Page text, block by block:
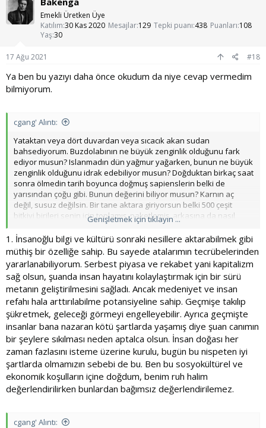
Emekli Üretken Üye
Katılım 30 Kas 2020 Mesajlar 129 Tepki puanı 438 Puanları 108
Yaş 30
17 Ağu 2021 #18
Ya ben bu yazıyı daha önce okudum da niye cevap vermedim
bilmiyorum.
cgang' Alıntı:
Yataktan veya dört duvardan veya sıcacık akan sudan
bahsediyorum. Buzdolabının ne büyük zenginlik olduğunu fark
ediyor musun? Islanmadın dün yağmur yağarken, bunun ne büyük
zenginlik olduğunu idrak edebiliyor musun? Doğduktan birkaç saat
sonra ölmedin tarih boyunca doğmuş sapienslerin belki de
yarısından çoğu gibi. Bunun değerini biliyor musun? Karnın aç
değil, susuz değilsin. Bir tane aktara giriyorsun belki 500 çeşit
bitkiyi birileri senin için toplamış, paketlemiş, arkasına da nasıl
kullanacağını yazmış bunun ne büyük zenginlik olduğunu fark
edebiliyor musun? Tarih boyunca yazılmış kitapların yarısından
çoğuna birkaç dakikada erişebiliyorsun. Müzik veya sinema için de
aynısı geçerli. En büyük bilimsel ve felsefi eserler elinin altında.
Bunun ne demek olduğunu anlayabiliyor musun ? Daha ne
bekliyorsun ki?
Genişletmek için tıklayın ...
1. İnsanoğlu bilgi ve kültürü sonraki nesillere aktarabilmek gibi
müthiş bir özelliğe sahip. Bu sayede atalarımın tecrübelerinden
yararlanabiliyorum. Serbest piyasa ve rekabet yani kapitalizm
sağ olsun, şuanda insan hayatını kolaylaştırmak için bir sürü
metanın geliştirilmesini sağladı. Ancak medeniyet ve insan
refahı hala arttırılabilme potansiyeline sahip. Geçmişe takılıp
şükretmek, geleceği görmeyi engelleyebilir. Ayrıca geçmişte
insanlar bana nazaran kötü şartlarda yaşamış diye şuan canımın
bir şeylere sıkılması neden aptalca olsun. İnsan doğası her
zaman fazlasını isteme üzerine kurulu, bugün bu nispeten iyi
şartlarda olmamızın sebebi de bu. Ben bu sosyokültürel ve
ekonomik koşulların içine doğdum, benim ruh halim
değerlendirilirken bunlardan bağımsız değerlendirilemez.
cgang' Alıntı: